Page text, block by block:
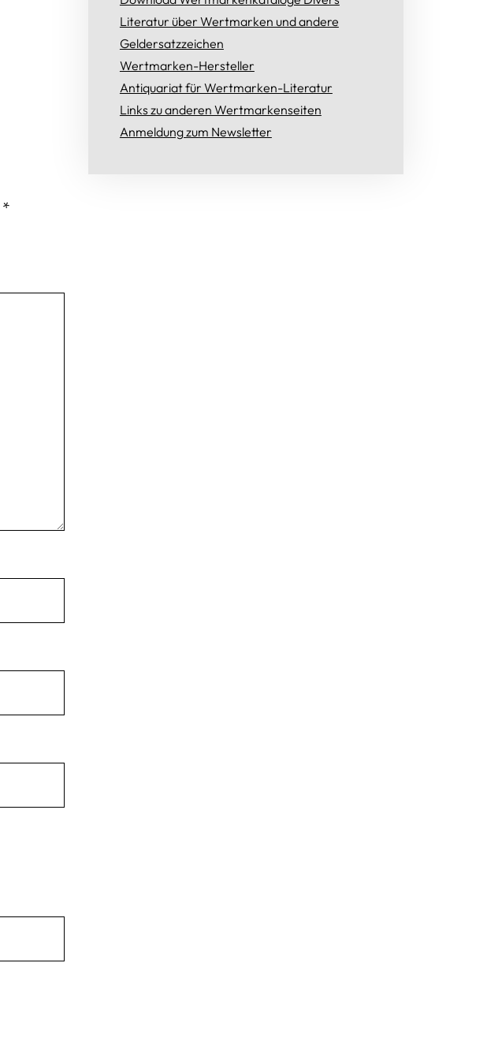
*
Literatur über Wertmarken und andere
Geldersatzzeichen
Wertmarken-Hersteller
Antiquariat für Wertmarken-Literatur
Links zu anderen Wertmarkenseiten
Anmeldung zum Newsletter